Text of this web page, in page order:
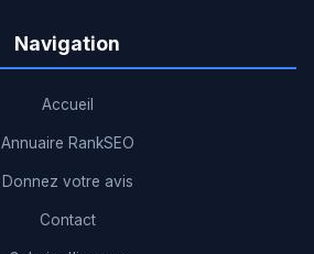
Navigation
Accueil
Annuaire RankSEO
Donnez votre avis
Contact